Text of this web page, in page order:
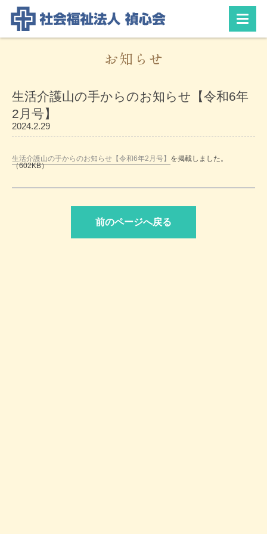
お知らせ
生活介護山の手からのお知らせ【令和6年
2月号】
2024.2.29
生活介護山の手からのお知らせ【令和6年2月号】 を掲載しました。
（602KB）
前のページへ戻る